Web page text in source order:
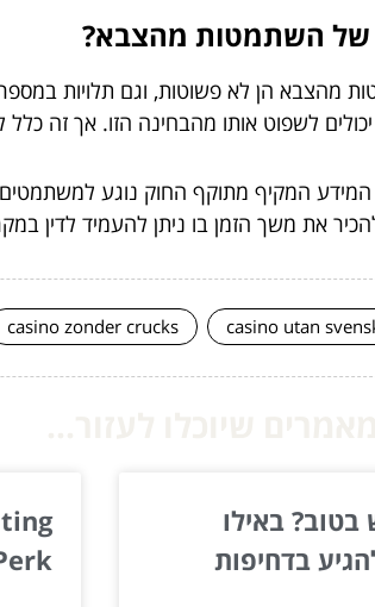
של השתמטות מהצבא?
מהצבא הן לא פשוטות, וגם תלויות
לשפוט אותו מהבחינה הזו. אך זה
המקיף מתוקף החוק נוגע למשתמטים,
את משך הזמן בו ניתן להעמיד לדין
casino utan
casino zonder crucks
באילו
בדחיפות